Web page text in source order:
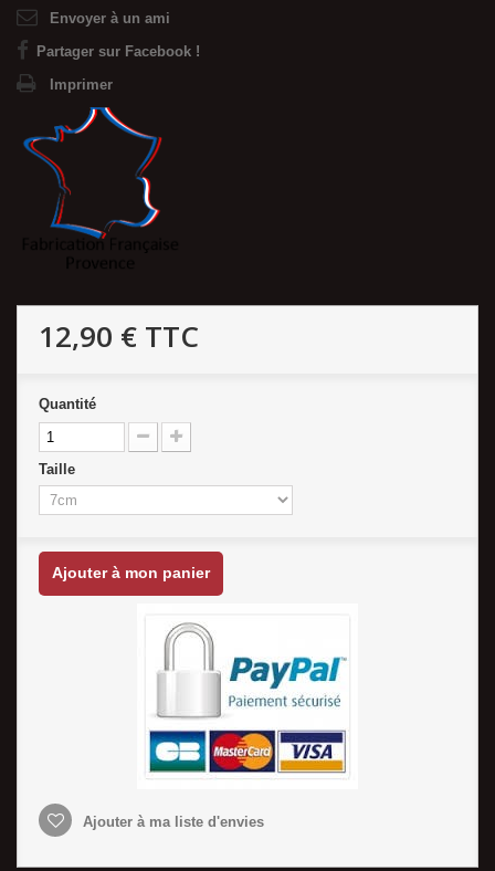
Envoyer à un ami
Partager sur Facebook !
Imprimer
12,90 € TTC
Quantité
Taille
Ajouter à mon panier
Ajouter à ma liste d'envies